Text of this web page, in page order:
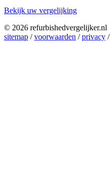
Bekijk uw vergelijking
© 2026 refurbishedvergelijker.nl
sitemap /voorwaarden /privacy /